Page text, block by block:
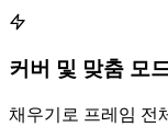
커버 및 맞춤 모
채우기로 프레임 전